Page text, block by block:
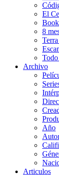
El
8
Todo
Archivo
Año
Articulos